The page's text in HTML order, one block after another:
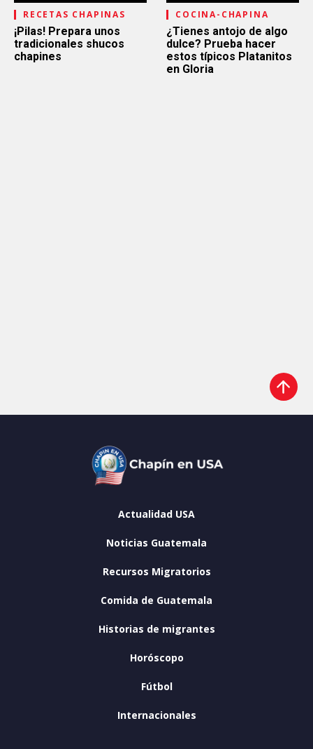
RECETAS CHAPINAS
¡Pilas! Prepara unos
tradicionales shucos
chapines
COCINA-CHAPINA
¿Tienes antojo de algo
dulce? Prueba hacer
estos típicos Platanitos
en Gloria
Actualidad USA
Noticias Guatemala
Recursos Migratorios
Comida de Guatemala
Historias de migrantes
Horóscopo
Fútbol
Internacionales